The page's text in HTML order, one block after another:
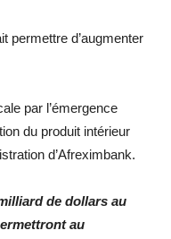
permettre d’augmenter
par l’émergence
du produit intérieur
d’Afreximbank.
de dollars au
au